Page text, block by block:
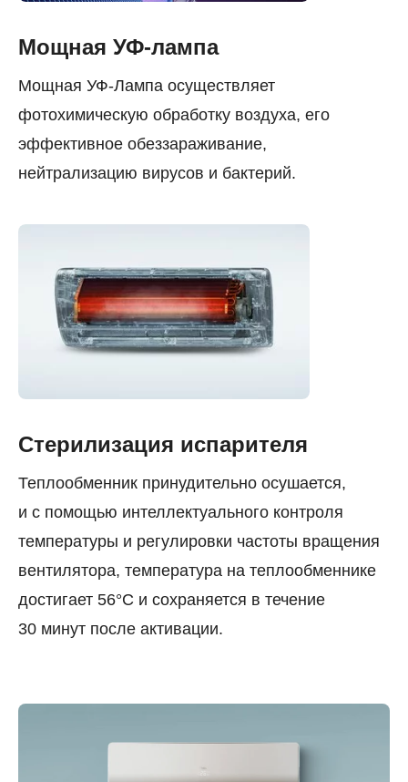
Мощная УФ-лампа
Мощная УФ-Лампа осуществляет
фотохимическую обработку воздуха, его
эффективное обеззараживание,
нейтрализацию вирусов и бактерий.
Стерилизация испарителя
Теплообменник принудительно осушается,
и с помощью интеллектуального контроля
температуры и регулировки частоты вращения
вентилятора, температура на теплообменнике
достигает 56°С и сохраняется в течение
30 минут после активации.